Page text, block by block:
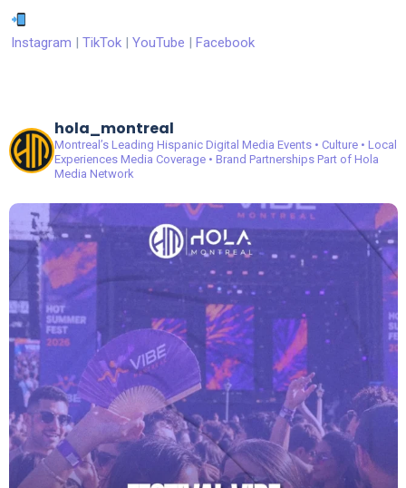
Instagram | TikTok | YouTube | Facebook
hola_montreal
Montreal’s Leading Hispanic Digital Media Events • Culture • Local
ExperiencesMedia Coverage • Brand PartnershipsPart of Hola
Media Network